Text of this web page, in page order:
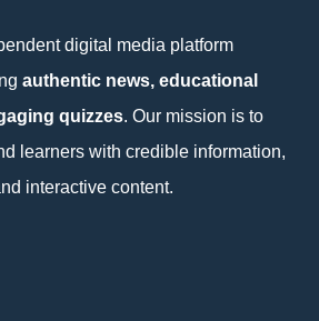
digital media platform
authentic news, educational
quizzes. Our mission is to
learners with credible information,
interactive content.